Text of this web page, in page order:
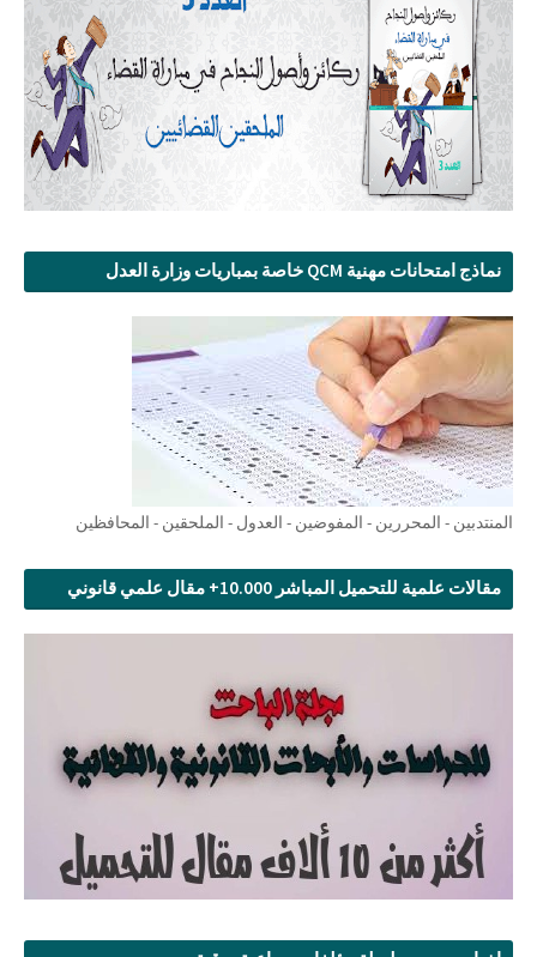
نماذج امتحانات مهنية QCM خاصة بمباريات وزارة العدل
المنتدبين - المحررين - المفوضين - العدول - الملحقين - المحافظين
مقالات علمية للتحميل المباشر 10.000+ مقال علمي قانوني